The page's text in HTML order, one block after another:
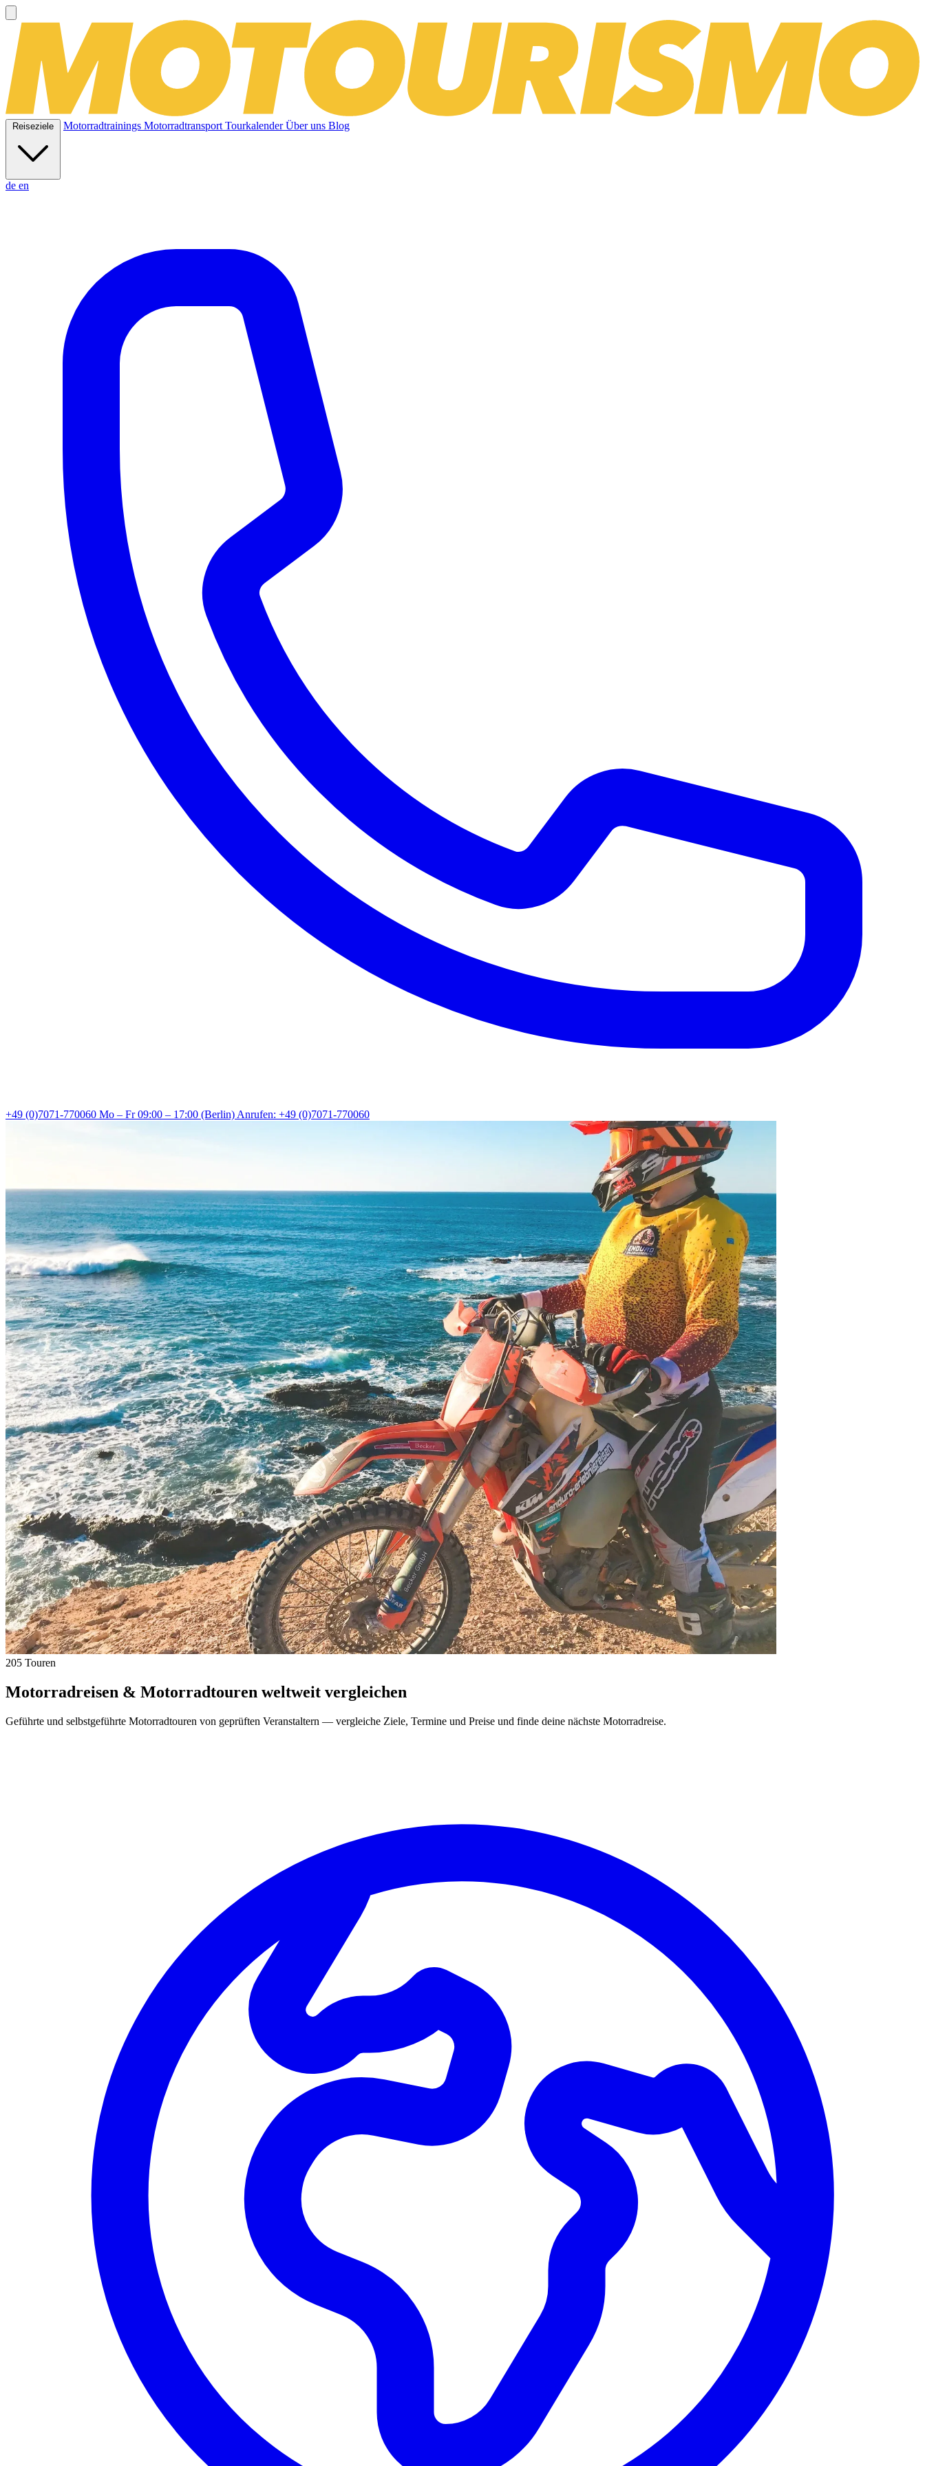
Reiseziele Motorradtrainings Motorradtransport TourkalenderÜber uns Blog
de en
+49 (0)7071-770060 Mo – Fr 09:00 – 17:00 (Berlin) Anrufen: +49 (0)7071-770060
205 Touren
Motorradreisen & Motorradtouren weltweit vergleichen
Geführte und selbstgeführte Motorradtouren von geprüften Veranstaltern — vergleiche Ziele, Termine und Preise und finde deine nächste Motorradreise.